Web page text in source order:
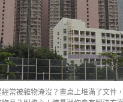
常被雜物淹沒？書桌上堆滿了文件